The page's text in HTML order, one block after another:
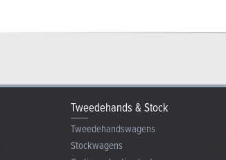
Tweedehands & Stock
Tweedehandswagens
Stockwagens